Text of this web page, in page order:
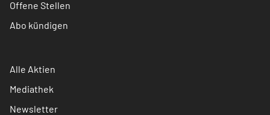
Offene Stellen
Abo kündigen
Alle Aktien
Mediathek
Newsletter